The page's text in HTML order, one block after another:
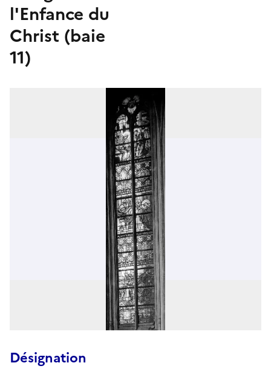
l'Enfance du
Christ (baie
11)
Désignation